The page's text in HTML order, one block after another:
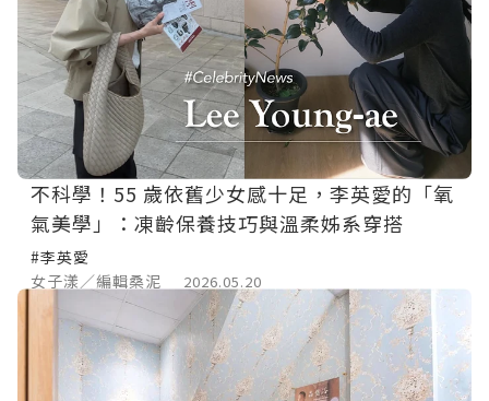
不科學！55 歲依舊少女感十足，李英愛的「氧
氣美學」：凍齡保養技巧與溫柔姊系穿搭
#李英愛
女子漾／編輯桑泥
2026.05.20